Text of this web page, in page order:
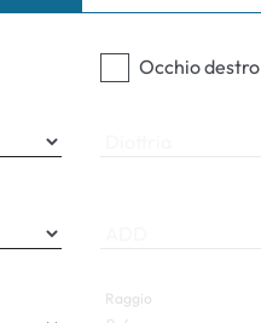
Occhio destro
Raggio